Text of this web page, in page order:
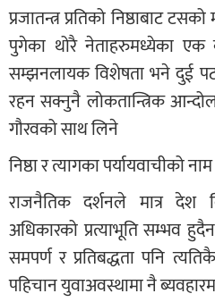
प्रजातन्त्र प्रतिको निष्ठाबाट
पुगेका थोरै नेताहरुमध्येका एक
सम्झनलायक विशेषता भने दुई
रहन सक्नुनै लोकतान्त्रिक
गौरवको साथ लिने
निष्ठा र त्यागका पर्यायवाचीको
राजनैतिक दर्शनले मात्र
अधिकारको प्रत्याभूति सम्भव
समपर्ण र प्रतिबद्धता पनि
पहिचान युवाअवस्थामा नै